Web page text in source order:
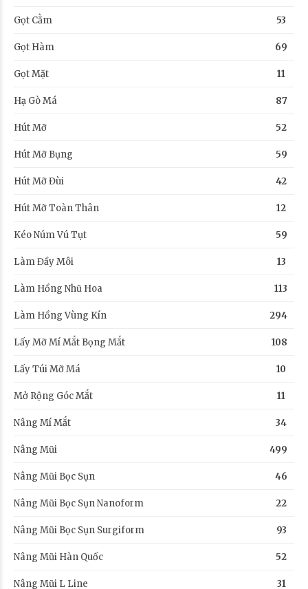
Gọt Cằm 53
Gọt Hàm 69
Gọt Mặt 11
Hạ Gò Má 87
Hút Mỡ 52
Hút Mỡ Bụng 59
Hút Mỡ Đùi 42
Hút Mỡ Toàn Thân 12
Kéo Núm Vú Tụt 59
Làm Đầy Môi 13
Làm Hồng Nhũ Hoa 113
Làm Hồng Vùng Kín 294
Lấy Mỡ Mí Mắt Bọng Mắt 108
Lấy Túi Mỡ Má 10
Mở Rộng Góc Mắt 11
Nâng Mí Mắt 34
Nâng Mũi 499
Nâng Mũi Bọc Sụn 46
Nâng Mũi Bọc Sụn Nanoform 22
Nâng Mũi Bọc Sụn Surgiform 93
Nâng Mũi Hàn Quốc 52
Nâng Mũi L Line 31